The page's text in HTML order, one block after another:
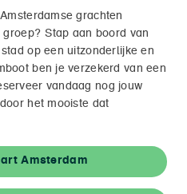
grachten
Stap aan boord van
op een uitzonderlijke en
ben je verzekerd van een
vandaag nog jouw
het mooiste dat
Amsterdam